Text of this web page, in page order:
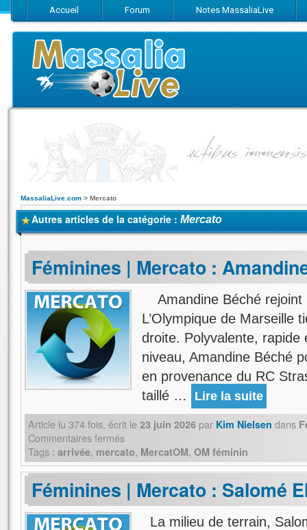
Accueil Forum Notes MassaliaLive
Suivez-nous sur Facebook
Suivez-nous sur Twitter
Abonnez-
MassaliaLive.com > Mercato
Autres articles de la catégorie : Mercato
Féminines | Mercato :
Amandine Béché rejoint
L’Olympique de Marseille
droite. Polyvalente, rapide
niveau, Amandine Béché
en provenance du RC
taillé …
Lire la suite
Article lu 374fois, écrit le 23 juin 2026 par Kim Nielsen dans
Commentaires fermés
Tags : arrivée, mercato, MercatOM, OM féminin
Féminines | Mercato : Salomé
La milieu de terrain,